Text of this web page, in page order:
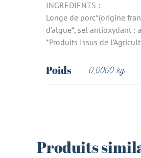
INGREDIENTS :
Longe de porc*(origine
d’algue*, sel antioxydant :
*Produits Issus de
Poids 0,0000 kg
Produits